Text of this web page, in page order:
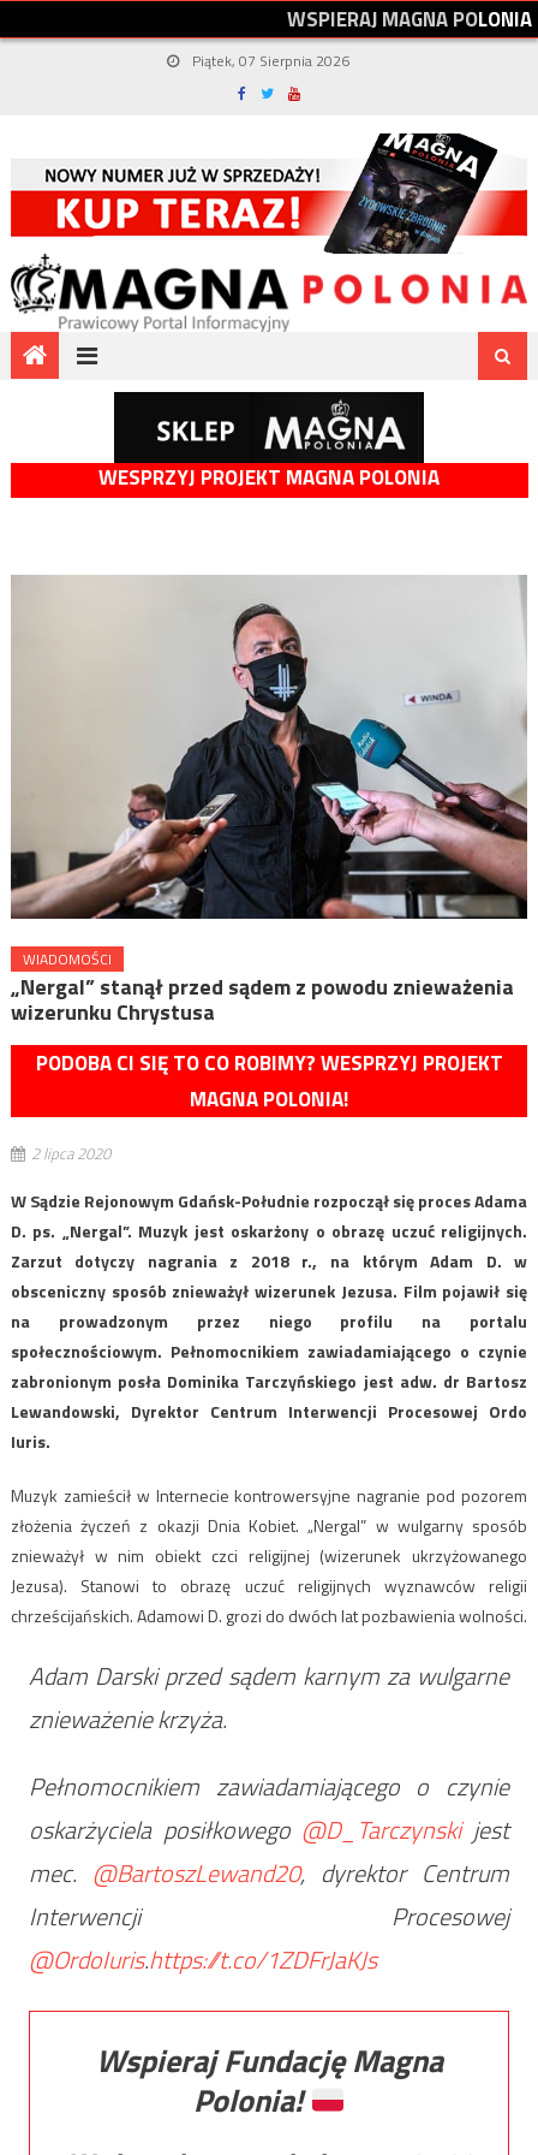
WSPIERAJMAGNAPOLONIA
Piątek, 07 Sierpnia 2026
WESPRZYJ PROJEKT MAGNA POLONIA
WIADOMOŚCI
„Nergal” stanął przed sądem z powodu znieważenia
wizerunku Chrystusa
PODOBA CI SIĘ TO CO ROBIMY? WESPRZYJ PROJEKT
MAGNA POLONIA!
2 lipca 2020
W Sądzie Rejonowym Gdańsk-Południe rozpoczął się proces Adama
D. ps. „Nergal”. Muzyk jest oskarżony o obrazę uczuć religijnych.
Zarzut dotyczy nagrania z 2018 r., na którym Adam D. w
obsceniczny sposób znieważył wizerunek Jezusa. Film pojawił się
na prowadzonym przez niego profilu na portalu
społecznościowym. Pełnomocnikiem zawiadamiającego o czynie
zabronionym posła Dominika Tarczyńskiego jest adw. dr Bartosz
Lewandowski, Dyrektor Centrum Interwencji Procesowej Ordo
Iuris.
Muzyk zamieścił w Internecie kontrowersyjne nagranie pod pozorem
złożenia życzeń z okazji Dnia Kobiet. „Nergal” w wulgarny sposób
znieważył w nim obiekt czci religijnej (wizerunek ukrzyżowanego
Jezusa). Stanowi to obrazę uczuć religijnych wyznawców religii
chrześcijańskich. Adamowi D. grozi do dwóch lat pozbawienia wolności.
Adam Darski przed sądem karnym za wulgarne
znieważenie krzyża.
Pełnomocnikiem zawiadamiającego o czynie
oskarżyciela posiłkowego @D_Tarczynskijest
mec. @BartoszLewand20, dyrektor Centrum
Interwencji Procesowej
@OrdoIuris.https://t.co/1ZDFrJaKJs
Wspieraj Fundację Magna
Polonia!